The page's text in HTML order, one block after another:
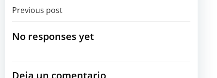
Navegación
por
Previous post
No responses yet
Deja un comentario